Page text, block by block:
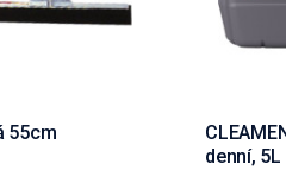
55cm
denní, 5L